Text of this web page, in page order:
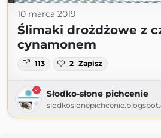
10 marca 2019
Ślimaki drożdżowe z
cynamonem
113 2 Zapisz
Słodko-słone pichcenie